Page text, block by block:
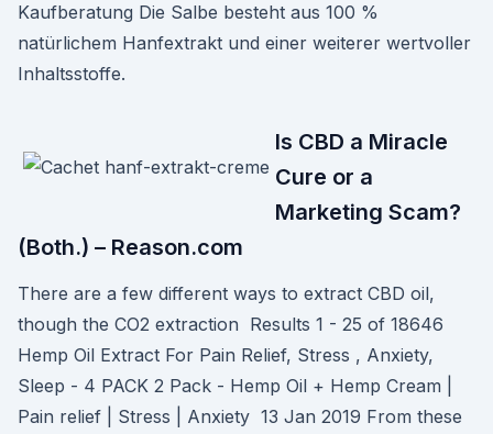
Kaufberatung Die Salbe besteht aus 100 %
natürlichem Hanfextrakt und einer weiterer wertvoller
Inhaltsstoffe.
Is CBD a Miracle
Cure or a
Marketing Scam?
(Both.) – Reason.com
There are a few different ways to extract CBD oil,
though the CO2 extraction Results 1 - 25 of 18646
Hemp Oil Extract For Pain Relief, Stress , Anxiety,
Sleep - 4 PACK 2 Pack - Hemp Oil + Hemp Cream |
Pain relief | Stress | Anxiety 13 Jan 2019 From these